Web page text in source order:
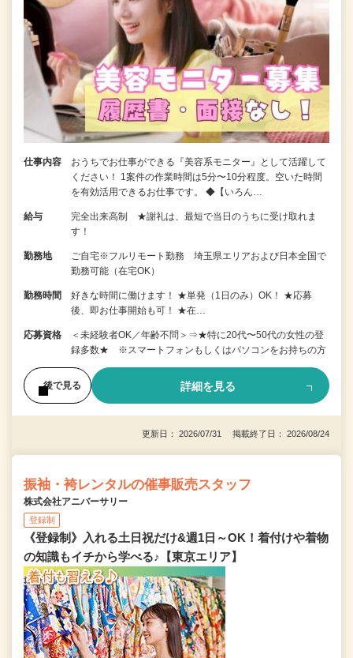
仕事内容
おうちでお仕事ができる『美容系モニター』として活躍して
ください！ 1案件の作業時間は5分〜10分程度。空いた時間
を有効活用できるお仕事です。 ◆【いろん…
給与
完全出来高制 ★謝礼は、最短で当日のうちに受け取れま
す！
勤務地
ご自宅※フルリモート勤務 埼玉県エリアおよび日本全国で
勤務可能（在宅OK）
勤務時間
好きな時間に働けます！ ★単発（1日のみ）OK！ ★応募
後、即お仕事開始も可！ ★在…
応募資格
＜未経験者OK／年齢不問＞⇒★特に20代〜50代の女性の登
録多数★ ※スマートフォンもしくはパソコンをお持ちの方
後で見る 詳細を見る
更新日： 2026/07/31 掲載終了日： 2026/08/24
振袖・袴レンタルの催事販売スタッフ
株式会社アニバーサリー
登録制
《登録制》入れる土日祝だけ&週1日～OK！着付けや着物
の知識もイチから学べる♪【東京エリア】